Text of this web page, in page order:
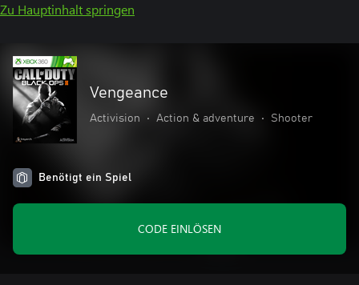
Zu Hauptinhalt springen
Vengeance
Activision • Action & adventure • Shooter
Benötigt ein Spiel
CODE EINLÖSEN